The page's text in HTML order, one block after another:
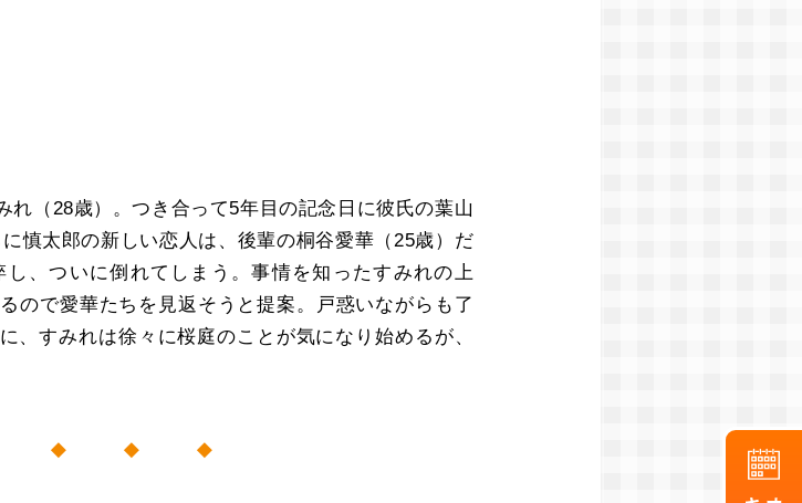
（28歳）。つき合って5年目の記念日に彼氏の葉山
慎太郎の新しい恋人は、後輩の桐谷愛華（25歳）だ
、ついに倒れてしまう。事情を知ったすみれの上
ので愛華たちを見返そうと提案。戸惑いながらも了
、すみれは徐々に桜庭のことが気になり始めるが、
◆ ◆ ◆